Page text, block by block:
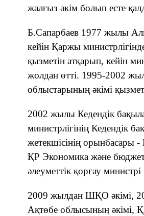
жалғыз әкім болып есте
Б.Сапарбаев 1977 жылы
кейін Қаржы
қызметін атқарып, кейін
жолдан өтті. 1995-2002
облыстарының әкімі
2002 жылы Кедендік
министрлігінің Кедендік
жетекшісінің орынбасары -
ҚР Экономика және
әлеуметтік қорғау
2009 жылдан ШҚО әкімі,
Ақтөбе облысының әкімі,